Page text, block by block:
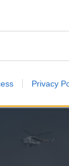
Privacy